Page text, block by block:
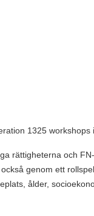
1325
rättigheterna och
genom ett
ålder,